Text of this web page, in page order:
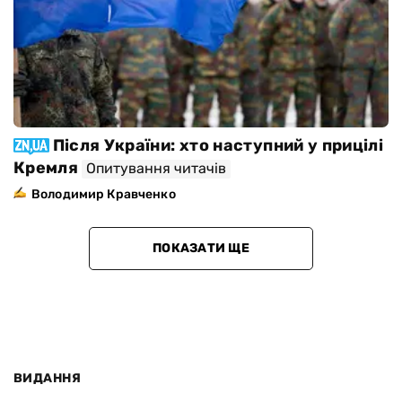
Після України: хто наступний у прицілі
Кремля Опитування читачів
Володимир Кравченко
ПОКАЗАТИ ЩЕ
ВИДАННЯ